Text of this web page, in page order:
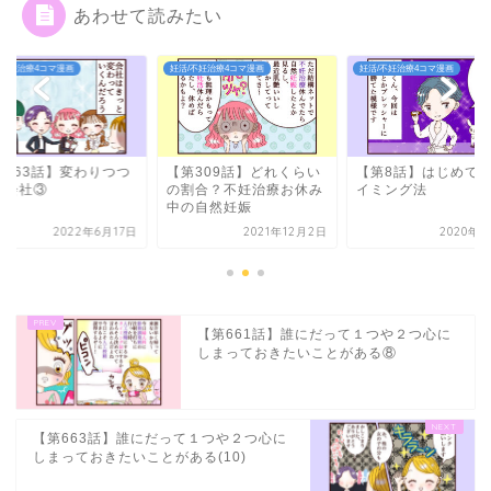
あわせて読みたい
妊治療4コマ漫画
309話】どれくらい
合？不妊治療お休み
2021年12月2日
妊活/不妊治療4コマ漫画
【第8話】はじめてのタ
イミング法
2020年9月9日
妊活/不妊治療4コマ漫画
【第363話】変わり
ある会社③
2022年6
【第661話】誰にだって１つや２つ心に
しまっておきたいことがある⑧
【第663話】誰にだって１つや２つ心に
しまっておきたいことがある(10)